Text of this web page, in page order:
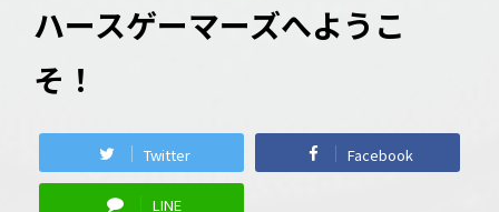
ハースゲーマーズへようこ
そ！
Twitter Facebook
LINE